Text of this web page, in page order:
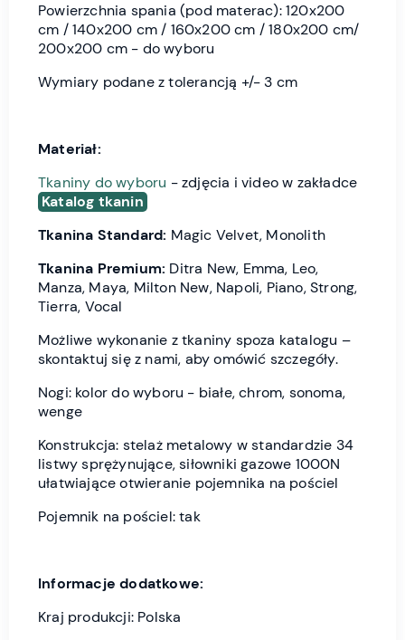
Powierzchnia spania (pod materac): 120x200
cm / 140x200 cm / 160x200 cm / 180x200 cm/
200x200 cm - do wyboru
Wymiary podane z tolerancją +/- 3 cm
Materiał:
Tkaniny do wyboru - zdjęcia i video w zakładce
Katalog tkanin
Tkanina Standard: Magic Velvet, Monolith
Tkanina Premium: Ditra New, Emma, Leo,
Manza, Maya, Milton New, Napoli, Piano, Strong,
Tierra, Vocal
Możliwe wykonanie z tkaniny spoza katalogu –
skontaktuj się z nami, aby omówić szczegóły.
Nogi: kolor do wyboru - białe, chrom, sonoma,
wenge
Konstrukcja: stelaż metalowy w standardzie 34
listwy sprężynujące, siłowniki gazowe 1000N
ułatwiające otwieranie pojemnika na pościel
Pojemnik na pościel: tak
Informacje dodatkowe:
Kraj produkcji: Polska